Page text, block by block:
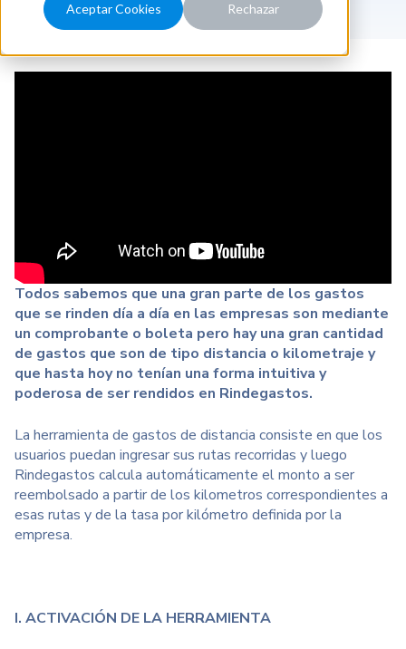
Aceptar Cookies Rechazar
Todos sabemos que una gran parte de los gastos
que se rinden día a día en las empresas son mediante
un comprobante o boleta pero hay una gran cantidad
de gastos que son de tipo distancia o kilometraje y
que hasta hoy no tenían una forma intuitiva y
poderosa de ser rendidos en Rindegastos.
La herramienta de gastos de distancia consiste en que los
usuarios puedan ingresar sus rutas recorridas y luego
Rindegastos calcula automáticamente el monto a ser
reembolsado a partir de los kilometros correspondientes a
esas rutas y de la tasa por kilómetro definida por la
empresa.
I. ACTIVACIÓN DE LA HERRAMIENTA